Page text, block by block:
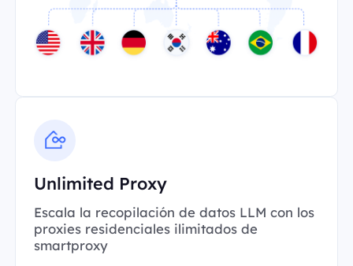
Unlimited Proxy
Escala la recopilación de datos LLM con los
proxies residenciales ilimitados de
smartproxy